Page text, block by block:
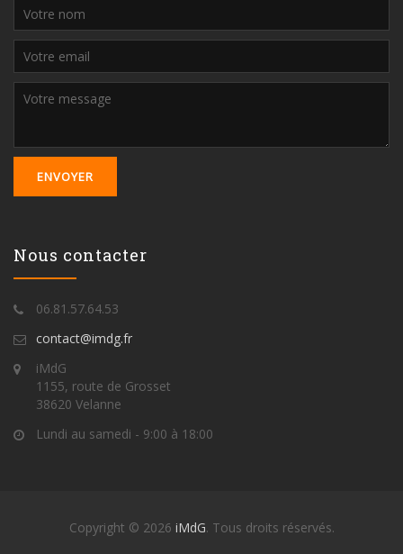
Nous contacter
06.81.57.64.53
contact@imdg.fr
iMdG
1155, route de Grosset
38620 Velanne
Lundi au samedi - 9:00 à 18:00
Copyright © 2026 iMdG. Tous droits réservés.